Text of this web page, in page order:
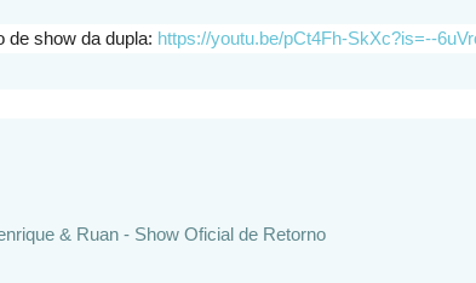
de show da dupla: https://youtu.be/pCt4Fh-SkXc?is=--
& Ruan - Show Oficial de Retorno